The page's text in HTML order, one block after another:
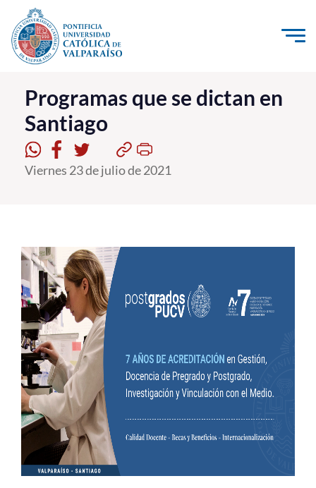
Click acá para ir directamente al contenido
La Universidad
Investigación, Creación e Innovación
PUCV Internacional
Vinculación con el Medio
Pregrado
Postgrado
Formación Continua
Estudiantes
Académicos
Funcionarios
Alumni
Programas que se dictan en
Santiago
Viernes 23 de julio de 2021